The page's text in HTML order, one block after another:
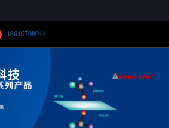
18616708014